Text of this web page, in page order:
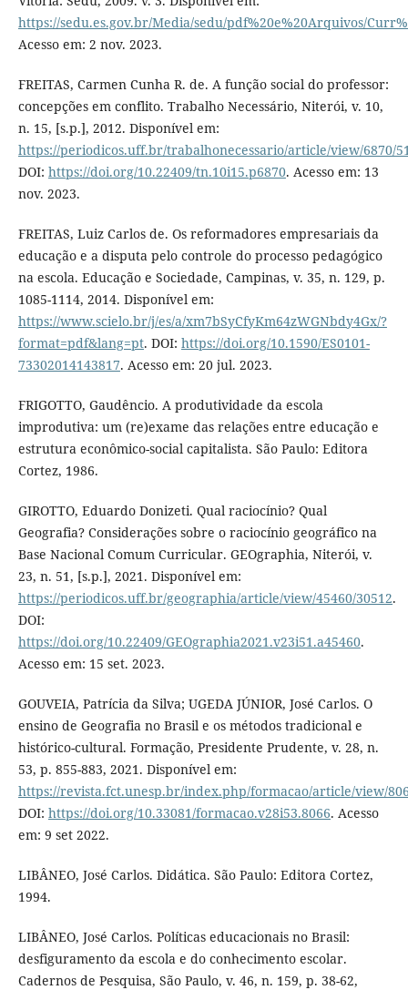
https://sedu.es.gov.br/Media/sedu/pdf%20e%20Arquivos/
Acesso em: 2 nov. 2023.
FREITAS, Carmen Cunha R. de. A função social do professor:
concepções em conflito. Trabalho Necessário, Niterói, v. 10,
n. 15, [s.p.], 2012. Disponível em:
https://periodicos.uff.br/trabalhonecessario/article/view/6870/
DOI: https://doi.org/10.22409/tn.10i15.p6870. Acesso em: 13
nov. 2023.
FREITAS, Luiz Carlos de. Os reformadores empresariais da
educação e a disputa pelo controle do processo pedagógico
na escola. Educação e Sociedade, Campinas, v. 35, n. 129, p.
1085-1114, 2014. Disponível em:
https://www.scielo.br/j/es/a/xm7bSyCfyKm64zWGNbdy4Gx/?
format=pdf&lang=pt. DOI: https://doi.org/10.1590/ES0101-
73302014143817. Acesso em: 20 jul. 2023.
FRIGOTTO, Gaudêncio. A produtividade da escola
improdutiva: um (re)exame das relações entre educação e
estrutura econômico-social capitalista. São Paulo: Editora
Cortez, 1986.
GIROTTO, Eduardo Donizeti. Qual raciocínio? Qual
Geografia? Considerações sobre o raciocínio geográfico na
Base Nacional Comum Curricular. GEOgraphia, Niterói, v.
23, n. 51, [s.p.], 2021. Disponível em:
https://periodicos.uff.br/geographia/article/view/45460/30512.
DOI:
https://doi.org/10.22409/GEOgraphia2021.v23i51.a45460.
Acesso em: 15 set. 2023.
GOUVEIA, Patrícia da Silva; UGEDA JÚNIOR, José Carlos. O
ensino de Geografia no Brasil e os métodos tradicional e
histórico-cultural. Formação, Presidente Prudente, v. 28, n.
53, p. 855-883, 2021. Disponível em:
https://revista.fct.unesp.br/index.php/formacao/article/view/
DOI: https://doi.org/10.33081/formacao.v28i53.8066. Acesso
em: 9 set 2022.
LIBÂNEO, José Carlos. Didática. São Paulo: Editora Cortez,
1994.
LIBÂNEO, José Carlos. Políticas educacionais no Brasil:
desfiguramento da escola e do conhecimento escolar.
Cadernos de Pesquisa, São Paulo, v. 46, n. 159, p. 38-62,